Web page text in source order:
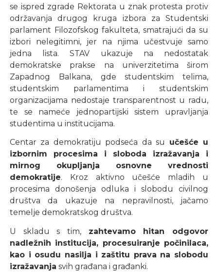
se ispred zgrade Rektorata u znak protesta protiv
održavanja drugog kruga izbora za Studentski
parlament Filozofskog fakulteta, smatrajući da su
izbori nelegitimni, jer na njima učestvuje samo
jedna lista. STAV ukazuje na nedostatak
demokratske prakse na univerzitetima širom
Zapadnog Balkana, gde studentskim telima,
studentskim parlamentima i studentskim
organizacijama nedostaje transparentnost u radu,
te se nameće jednopartijski sistem upravljanja
studentima u institucijama.
Centar za demokratiju podseća da su učešće u
izbornim procesima i sloboda izražavanja i
mirnog okupljanja osnovne vrednosti
demokratije. Kroz aktivno učešće mladih u
procesima donošenja odluka i slobodu civilnog
društva da ukazuje na nepravilnosti, jačamo
temelje demokratskog društva.
U skladu s tim, zahtevamo hitan odgovor
nadležnih institucija, procesuiranje počinilaca,
kao i osudu nasilja i zaštitu prava na slobodu
izražavanja svih građana i građanki.